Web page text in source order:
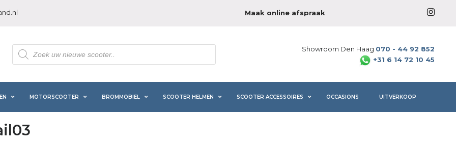
Maak online afspraak
Producten
zoeken
Showroom Den Haag 070 - 44 92 852
+31 6 14 72 10 45
MOTORSCOOTER BROMMOBIEL SCOOTER HELMEN SCOOTER ACCESSOIRES OCCASIONS UITVERKOOP